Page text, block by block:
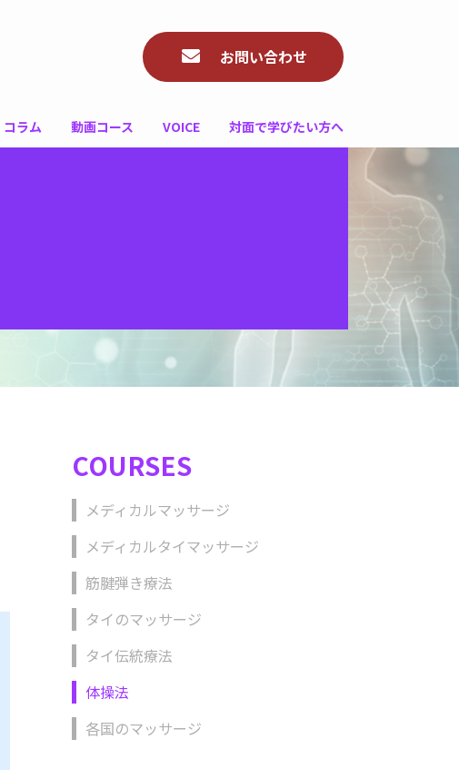
お問い合わせ
コラム 動画コース VOICE 対面で学びたい方へ
COURSES
メディカルマッサージ
メディカルタイマッサージ
筋腱弾き療法
タイのマッサージ
タイ伝統療法
体操法
各国のマッサージ